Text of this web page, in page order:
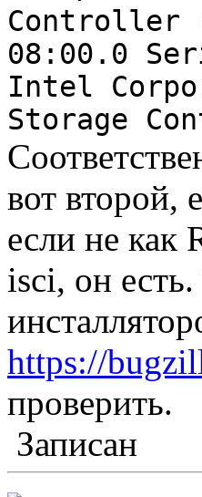
Controller
08:00.0
Intel
Storage
вот второй,
если не как
isci, он
https://
проверить.
Записан